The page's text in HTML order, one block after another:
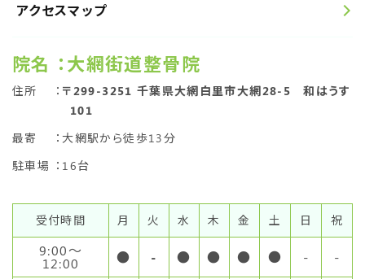
アクセスマップ
院名 ：大網街道整骨院
住所 ： 〒299-3251 千葉県大網白里市大網28-5 和はうす
101
最寄
：大網駅から徒歩13分
駐車場 ：16台
受付時間 月 火 水 木 金 土 日 祝
9:00〜
12:00 ● - ● ● ● ● -
-